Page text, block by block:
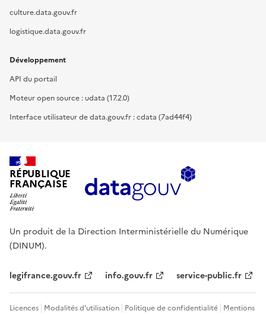
culture.data.gouv.fr
logistique.data.gouv.fr
Développement
API du portail
Moteur open source : udata (17.2.0)
Interface utilisateur de data.gouv.fr : cdata (7ad44f4)
RÉPUBLIQUE
FRANÇAISE
Un produit de la Direction Interministérielle du Numérique
(DINUM).
legifrance.gouv.fr info.gouv.fr service-public.fr
Licences Modalités d'utilisation Politique de confidentialité Mentions